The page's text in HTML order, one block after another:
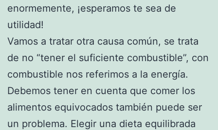
enormemente, ¡esperamos te sea de
utilidad!
Vamos a tratar otra causa común, se trata
de no “tener el suficiente combustible”, con
combustible nos referimos a la energía.
Debemos tener en cuenta que comer los
alimentos equivocados también puede ser
un problema. Elegir una dieta equilibrada